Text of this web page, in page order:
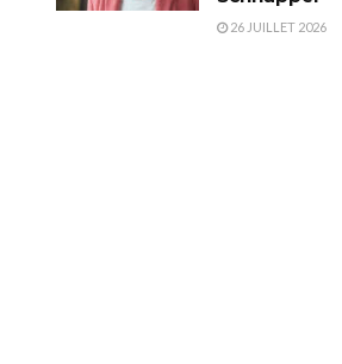
26 JUILLET 2026